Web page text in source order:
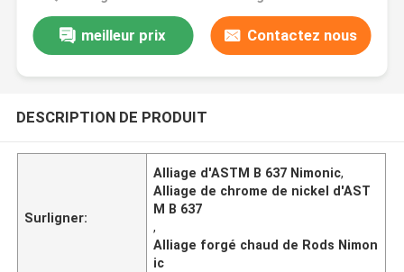
meilleur prix Contactez nous
DESCRIPTION DE PRODUIT
Surligner:
Alliage d'ASTM B 637 Nimonic,
Alliage de chrome de nickel d'AST
M B 637
,
Alliage forgé chaud de Rods Nimon
ic